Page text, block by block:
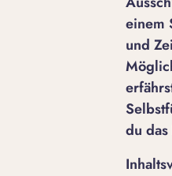
einem
und
du